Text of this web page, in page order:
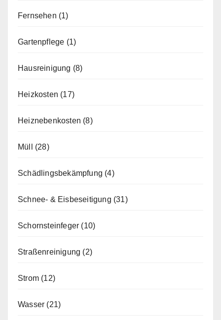
Fernsehen (1)
Gartenpflege (1)
Hausreinigung (8)
Heizkosten (17)
Heiznebenkosten (8)
Müll (28)
Schädlingsbekämpfung (4)
Schnee- & Eisbeseitigung (31)
Schornsteinfeger (10)
Straßenreinigung (2)
Strom (12)
Wasser (21)